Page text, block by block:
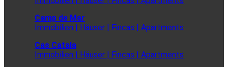
Camp de Mar
Immobilien | Häuser | Fincas | Apartments
Cas Catala
Immobilien | Häuser | Fincas | Apartments